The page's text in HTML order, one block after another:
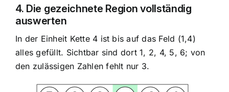
4. Die gezeichnete Region vollständig
auswerten
In der Einheit Kette 4 ist bis auf das Feld (1,4)
alles gefüllt. Sichtbar sind dort 1, 2, 4, 5, 6; von
den zulässigen Zahlen fehlt nur 3.